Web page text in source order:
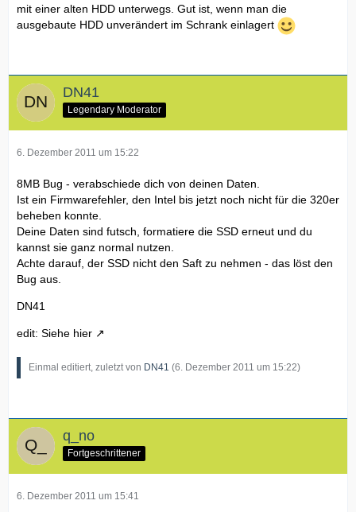
mit einer alten HDD unterwegs. Gut ist, wenn man die
ausgebaute HDD unverändert im Schrank einlagert
DN41
Legendary Moderator
6. Dezember 2011 um 15:22
8MB Bug - verabschiede dich von deinen Daten.
Ist ein Firmwarefehler, den Intel bis jetzt noch nicht für die 320er
beheben konnte.
Deine Daten sind futsch, formatiere die SSD erneut und du
kannst sie ganz normal nutzen.
Achte darauf, der SSD nicht den Saft zu nehmen - das löst den
Bug aus.
DN41
edit: Siehe hier
Einmal editiert, zuletzt von DN41 (6. Dezember 2011 um 15:22)
q_no
Fortgeschrittener
6. Dezember 2011 um 15:41